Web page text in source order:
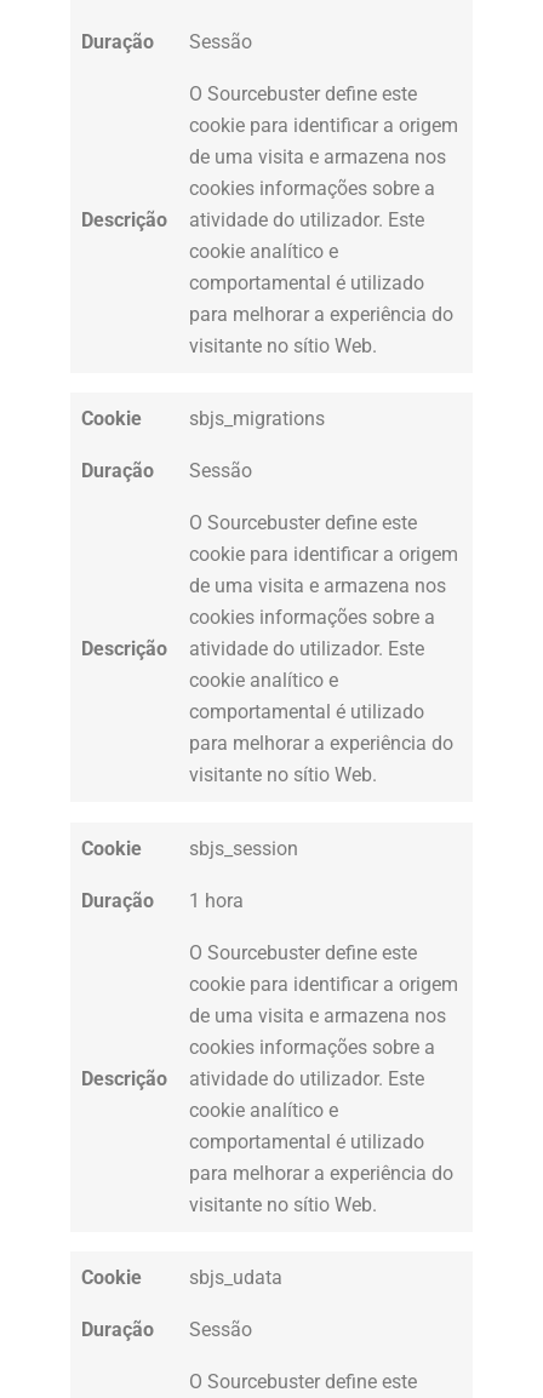
Duração Sessão
Descrição
O Sourcebuster define este
cookie para identificar a origem
de uma visita e armazena nos
cookies informações sobre a
atividade do utilizador. Este
cookie analítico e
comportamental é utilizado
para melhorar a experiência do
visitante no sítio Web.
Cookie sbjs_migrations
Duração Sessão
Descrição
O Sourcebuster define este
cookie para identificar a origem
de uma visita e armazena nos
cookies informações sobre a
atividade do utilizador. Este
cookie analítico e
comportamental é utilizado
para melhorar a experiência do
visitante no sítio Web.
Cookie sbjs_session
Duração 1 hora
Descrição
O Sourcebuster define este
cookie para identificar a origem
de uma visita e armazena nos
cookies informações sobre a
atividade do utilizador. Este
cookie analítico e
comportamental é utilizado
para melhorar a experiência do
visitante no sítio Web.
Cookie sbjs_udata
Duração Sessão
O Sourcebuster define este